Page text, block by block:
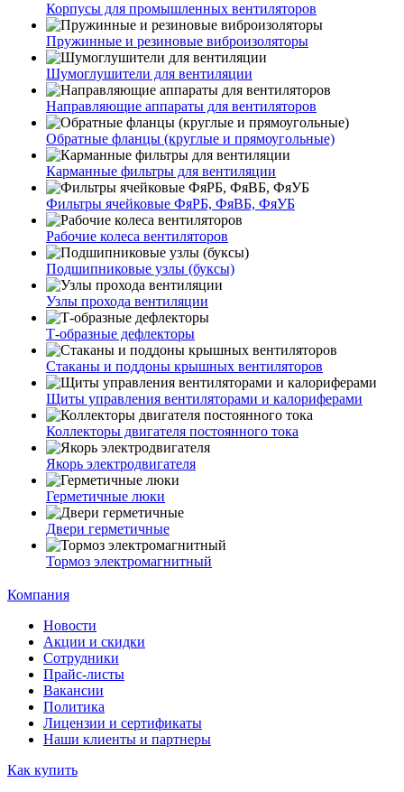
Корпусы для промышленных вентиляторов
Пружинные и резиновые виброизоляторы
Шумоглушители для вентиляции
Направляющие аппараты для вентиляторов
Обратные фланцы (круглые и прямоугольные)
Карманные фильтры для вентиляции
Фильтры ячейковые ФяРБ, ФяВБ, ФяУБ
Рабочие колеса вентиляторов
Подшипниковые узлы (буксы)
Узлы прохода вентиляции
Т-образные дефлекторы
Стаканы и поддоны крышных вентиляторов
Щиты управления вентиляторами и калориферами
Коллекторы двигателя постоянного тока
Якорь электродвигателя
Герметичные люки
Двери герметичные
Тормоз электромагнитный
Компания
Новости
Акции и скидки
Сотрудники
Прайс-листы
Вакансии
Политика
Лицензии и сертификаты
Наши клиенты и партнеры
Как купить